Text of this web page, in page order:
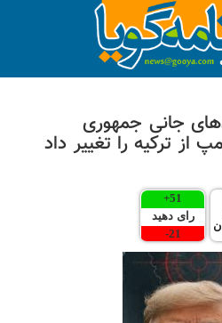
جانی جمهوری
از ترکیه را تغییر داد
51
+
رای دهید
21
-